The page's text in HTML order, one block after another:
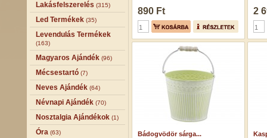
Lakásfelszerelés (315)
Led Termékek (35)
Levendulás Termékek
(163)
Magyaros Ajándék (96)
Mécsestartó (7)
Neves Ajándék (64)
Névnapi Ajándék (70)
Nosztalgia Ajándékok (1)
Óra (63)
890 Ft 2
Bádogvödör sárga...